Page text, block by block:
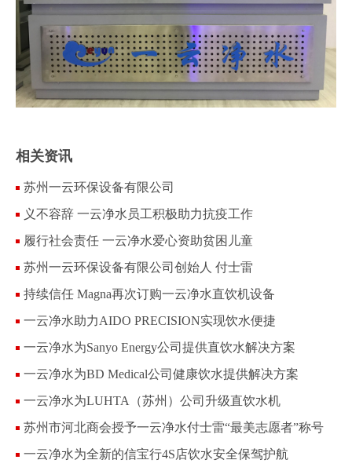
相关资讯
苏州一云环保设备有限公司
义不容辞 一云净水员工积极助力抗疫工作
履行社会责任 一云净水爱心资助贫困儿童
苏州一云环保设备有限公司创始人 付士雷
持续信任 Magna再次订购一云净水直饮机设备
一云净水助力AIDO PRECISION实现饮水便捷
一云净水为Sanyo Energy公司提供直饮水解决方案
一云净水为BD Medical公司健康饮水提供解决方案
一云净水为LUHTA（苏州）公司升级直饮水机
苏州市河北商会授予一云净水付士雷“最美志愿者”称号
一云净水为全新的信宝行4S店饮水安全保驾护航